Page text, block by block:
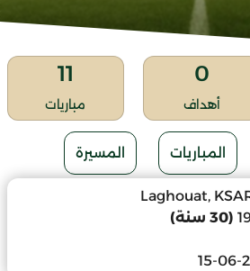
0
أهداف
11
مباريات
المباريات المسيرة
Laghouat,
(30 سنة)